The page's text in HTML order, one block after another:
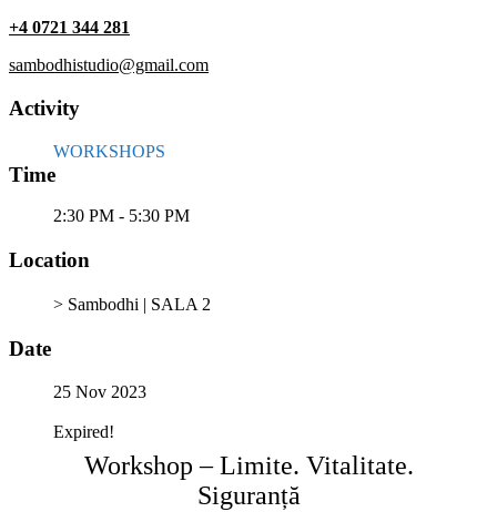
+4 0721 344 281
sambodhistudio@gmail.com
Activity
WORKSHOPS
Time
2:30 PM - 5:30 PM
Location
> Sambodhi | SALA 2
Date
25 Nov 2023
Expired!
Workshop – Limite. Vitalitate.
Siguranță